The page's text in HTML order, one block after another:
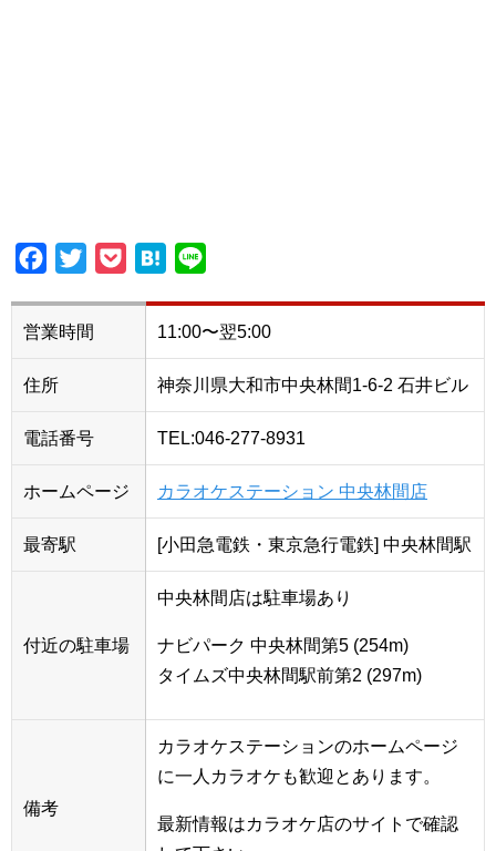
Facebook
Twitter PocketHatena
営業時間 11:00〜翌5:00
住所 神奈川県大和市中央林間1-6-2 石井ビル
電話番号 TEL:046-277-8931
ホームページ カラオケステーション 中央林間店
最寄駅 [小田急電鉄・東京急行電鉄] 中央林間駅
付近の駐車場
中央林間店は駐車場あり
ナビパーク 中央林間第5 (254m)
タイムズ中央林間駅前第2 (297m)
備考
カラオケステーションのホームページ
に一人カラオケも歓迎とあります。
最新情報はカラオケ店のサイトで確認